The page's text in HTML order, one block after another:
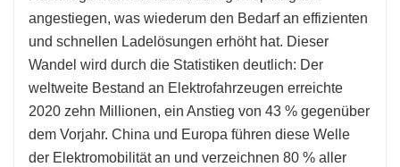
angestiegen, was wiederum den Bedarf an effizienten
und schnellen Ladelösungen erhöht hat. Dieser
Wandel wird durch die Statistiken deutlich: Der
weltweite Bestand an Elektrofahrzeugen erreichte
2020 zehn Millionen, ein Anstieg von 43 % gegenüber
dem Vorjahr. China und Europa führen diese Welle
der Elektromobilität an und verzeichnen 80 % aller